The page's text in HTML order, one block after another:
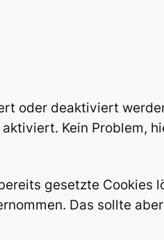
oder deaktiviert
Kein Problem,
gesetzte Cookies
Das sollte